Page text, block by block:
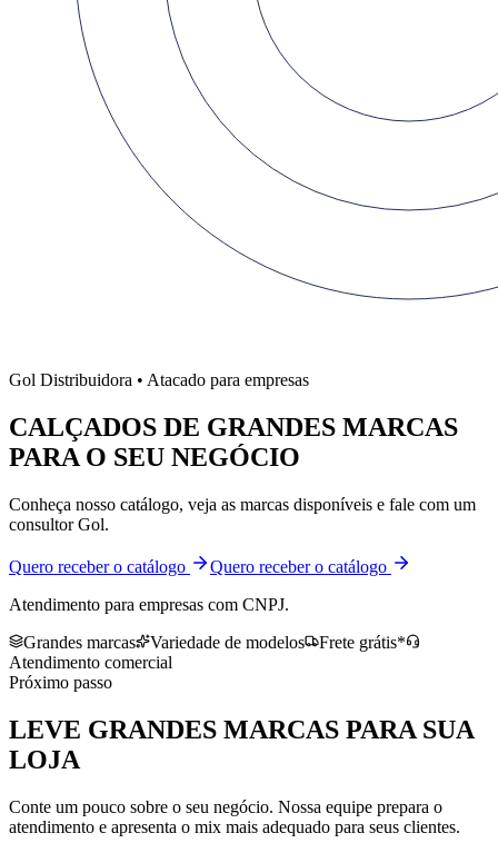
Gol Distribuidora • Atacado para empresas
CALÇADOS DE GRANDES MARCAS
PARA O SEU NEGÓCIO
Conheça nosso catálogo, veja as marcas disponíveis e fale com um
consultor Gol.
Quero receber o catálogo
Quero receber o catálogo
Atendimento para empresas com CNPJ.
Grandes marcas
Variedade de modelos
Frete grátis*
Atendimento comercial
Próximo passo
LEVE GRANDES MARCAS PARA SUA
LOJA
Conte um pouco sobre o seu negócio. Nossa equipe prepara o
atendimento e apresenta o mix mais adequado para seus clientes.